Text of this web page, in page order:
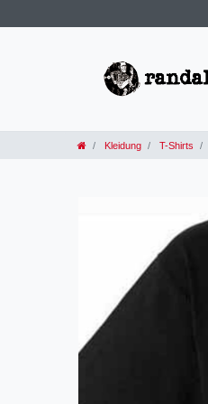
Kleidung T-Shirts